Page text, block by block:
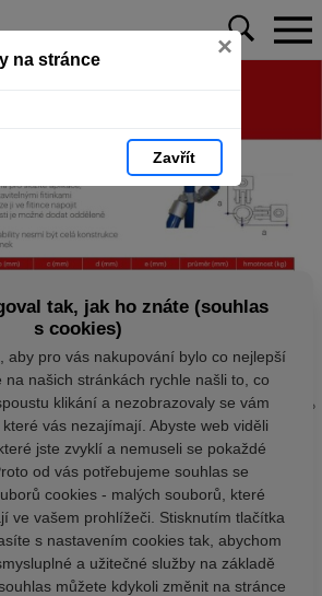
na stránce ×
Zavřít
tak, jak ho znáte (souhlas
s cookies)
aby pro vás nakupování bylo co nejlepší
na našich stránkách rychle našli to, co
klikání a nezobrazovaly se vám
vás nezajímají. Abyste web viděli
jste zvyklí a nemuseli se pokaždé
od vás potřebujeme souhlas se
cookies - malých souborů, které
ve vašem prohlížeči. Stisknutím tlačítka
s nastavením cookies tak, abychom
a užitečné služby na základě
můžete kdykoli změnit na stránce